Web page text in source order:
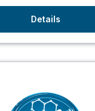
Details